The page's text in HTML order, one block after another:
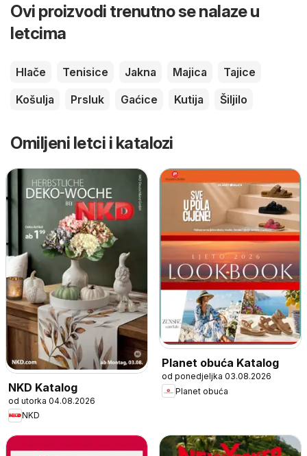
Ovi proizvodi trenutno se nalaze u
letcima
Hlače Tenisice Jakna Majica
Tajice
Košulja
Prsluk Gaćice Kutija Šiljilo
Omiljeni letci i katalozi
NKD Katalog
od utorka 04.08.2026
NKD
Planet obuća Katalog
od ponedjeljka 03.08.2026
Planet obuća